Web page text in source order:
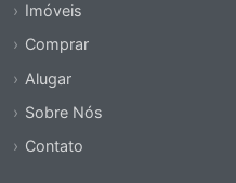
Imóveis
Comprar
Alugar
Sobre Nós
Contato